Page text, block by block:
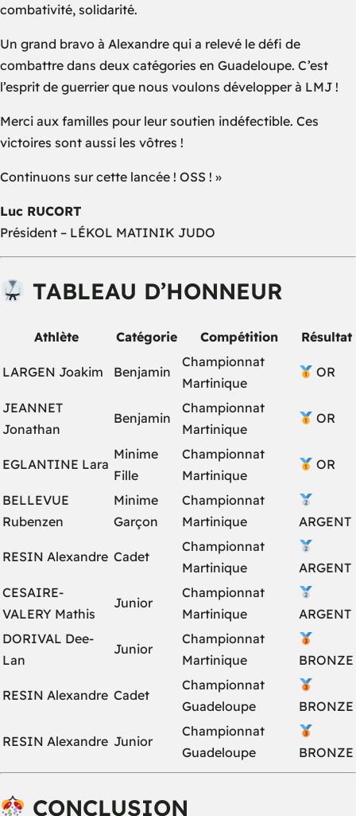
combativité, solidarité.
Un grand bravo à Alexandre qui a relevé le défi de
combattre dans deux catégories en Guadeloupe. C’est
l’esprit de guerrier que nous voulons développer à LMJ !
Merci aux familles pour leur soutien indéfectible. Ces
victoires sont aussi les vôtres !
Continuons sur cette lancée ! OSS ! »
Luc RUCORT
Président – LÉKOL MATINIK JUDO
TABLEAU D’HONNEUR
Athlète Catégorie Compétition Résultat
LARGEN Joakim Benjamin
Championnat
Martinique
OR
JEANNET
Jonathan
Benjamin
Championnat
Martinique
OR
EGLANTINE Lara
Minime
Fille
Championnat
Martinique
OR
BELLEVUE
Rubenzen
Minime
Garçon
Championnat
Martinique
ARGENT
RESIN Alexandre Cadet
Championnat
Martinique
ARGENT
CESAIRE-
VALERY Mathis
Junior
Championnat
Martinique
ARGENT
DORIVAL Dee-
Lan
Junior
Championnat
Martinique
BRONZE
RESIN Alexandre Cadet
Championnat
Guadeloupe
BRONZE
RESIN Alexandre Junior
Championnat
Guadeloupe
BRONZE
CONCLUSION